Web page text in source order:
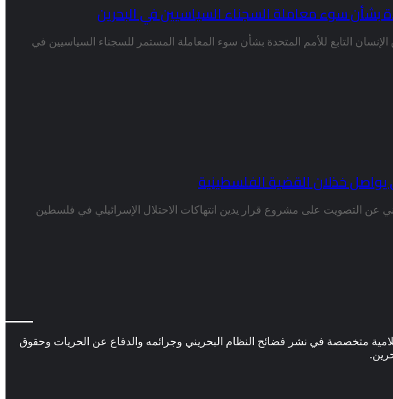
بشأن سوء معاملة السجناء السياسيين في البحرين
التابع للأمم المتحدة بشأن سوء المعاملة المستمر للسجناء السياسيين في
يواصل خذلان القضية الفلسطينية
عن التصويت على مشروع قرار يدين انتهاكات الاحتلال الإسرائيلي في فلسطين
متخصصة في نشر فضائح النظام البحريني وجرائمه والدفاع عن الحريات وحقوق